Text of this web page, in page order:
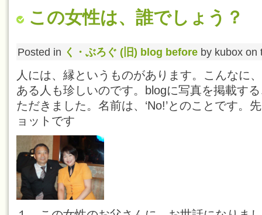
この女性は、誰でしょう？
Posted in く・ぶろぐ (旧) blog beforeby kubox on
人には、縁というものがあります。こんなに
ある人も珍しいのです。blogに写真を掲載す
ただきました。名前は、‘No!’とのことです。
ョットです